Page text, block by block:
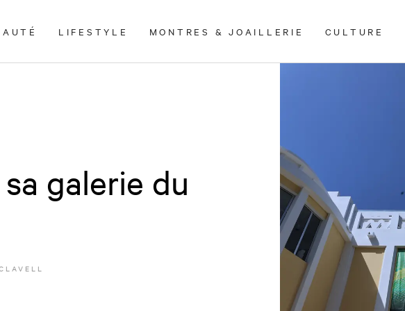
LIFESTYLE MONTRES & JOAILLERIE CULTURE
galerie du